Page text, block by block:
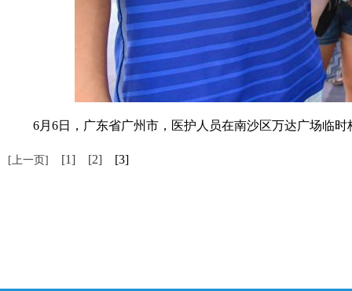
6月6日，广东省广州市，医护人员在南沙区万达广场临时
[上一页] [1] [2] [3]